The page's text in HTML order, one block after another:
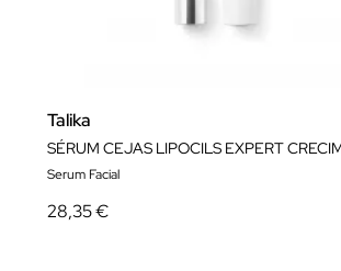
Talika
Serum Facial
28,35 €